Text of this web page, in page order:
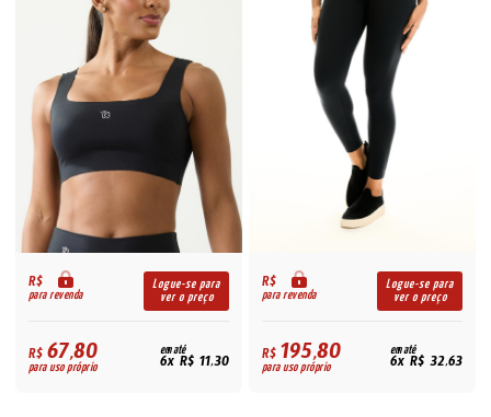
R$
para revenda
Logue-se para
ver o preço
R$67,80
para uso próprio
em até
6x R$ 11,30
R$
para revenda
Logue-se para
ver o preço
R$195,80
para uso próprio
em até
6x R$ 32,63